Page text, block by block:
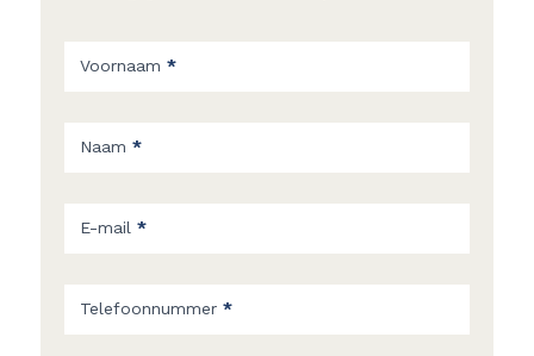
formulier
Voornaam *
Naam *
E-mail *
Telefoonnummer *